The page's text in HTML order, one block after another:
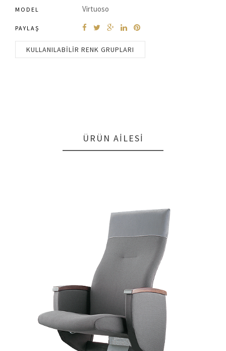
MODEL Virtuoso
PAYLAŞ
KULLANILABILIR RENK GRUPLARI
ÜRÜN AILESI